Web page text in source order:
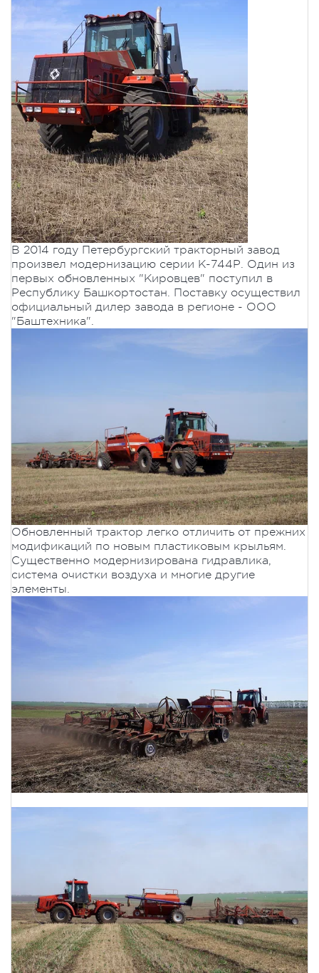
В 2014 году Петербургский тракторный завод
произвел модернизацию серии К-744Р. Один из
первых обновленных "Кировцев" поступил в
Республику Башкортостан. Поставку осуществил
официальный дилер завода в регионе - ООО
"Баштехника".
Обновленный трактор легко отличить от прежних
модификаций по новым пластиковым крыльям.
Существенно модернизирована гидравлика,
система очистки воздуха и многие другие
элементы.